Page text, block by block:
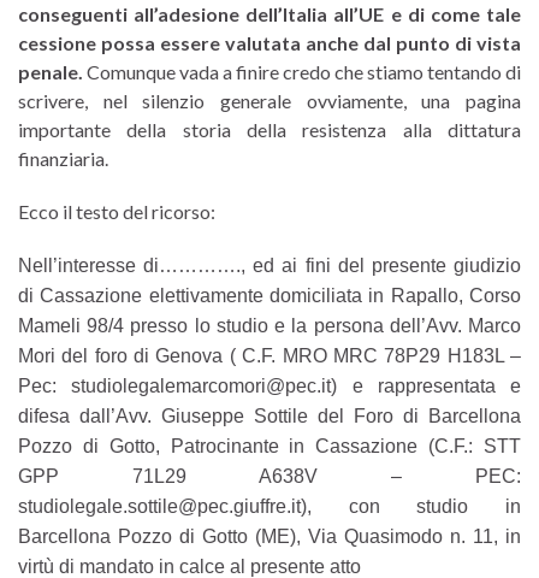
conseguenti all’adesione dell’Italia all’UE e di come tale
cessione possa essere valutata anche dal punto di vista
penale. Comunque vada a finire credo che stiamo tentando di
scrivere, nel silenzio generale ovviamente, una pagina
importante della storia della resistenza alla dittatura
finanziaria.
Ecco il testo del ricorso:
Nell’interesse di…………., ed ai fini del presente giudizio
di Cassazione elettivamente domiciliata in Rapallo, Corso
Mameli 98/4 presso lo studio e la persona dell’Avv. Marco
Mori del foro di Genova ( C.F. MRO MRC 78P29 H183L –
Pec: studiolegalemarcomori@pec.it) e rappresentata e
difesa dall’Avv. Giuseppe Sottile del Foro di Barcellona
Pozzo di Gotto, Patrocinante in Cassazione (C.F.: STT
GPP 71L29 A638V – PEC:
studiolegale.sottile@pec.giuffre.it), con studio in
Barcellona Pozzo di Gotto (ME), Via Quasimodo n. 11, in
virtù di mandato in calce al presente atto